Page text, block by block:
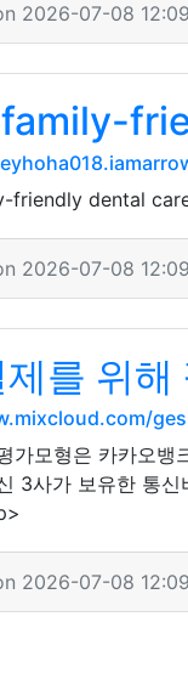
2026-07-08
friendly dental
2026-07-08
를 위해
가모형은 카카오뱅
3사가 보유한 통
2026-07-08